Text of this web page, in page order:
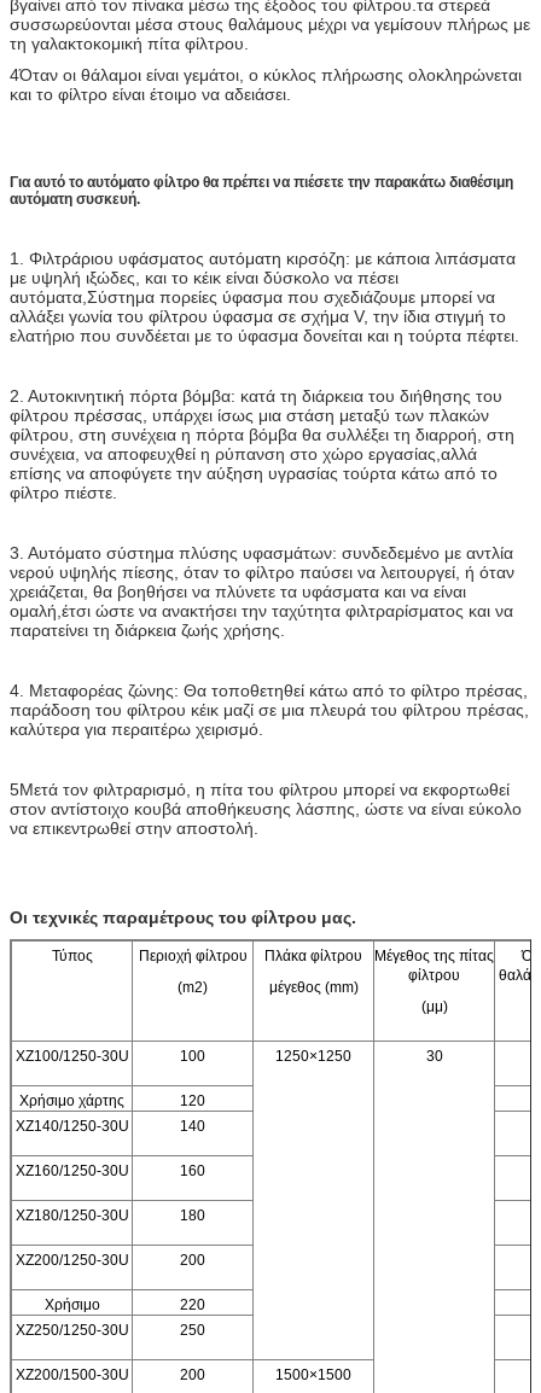
βγαίνει από τον πίνακα μέσω της έξοδος του φίλτρου.τα στερεά
συσσωρεύονται μέσα στους θαλάμους μέχρι να γεμίσουν πλήρως με
τη γαλακτοκομική πίτα φίλτρου.
4Όταν οι θάλαμοι είναι γεμάτοι, ο κύκλος πλήρωσης ολοκληρώνεται
και το φίλτρο είναι έτοιμο να αδειάσει.
Για αυτό το αυτόματο φίλτρο θα πρέπει να πιέσετε την παρακάτω διαθέσιμη
αυτόματη συσκευή.
1. Φιλτράριου υφάσματος αυτόματη κιρσόζη: με κάποια λιπάσματα
με υψηλή ιξώδες, και το κέικ είναι δύσκολο να πέσει
αυτόματα,Σύστημα πορείες ύφασμα που σχεδιάζουμε μπορεί να
αλλάξει γωνία του φίλτρου ύφασμα σε σχήμα V, την ίδια στιγμή το
ελατήριο που συνδέεται με το ύφασμα δονείται και η τούρτα πέφτει.
2. Αυτοκινητική πόρτα βόμβα: κατά τη διάρκεια του διήθησης του
φίλτρου πρέσσας, υπάρχει ίσως μια στάση μεταξύ των πλακών
φίλτρου, στη συνέχεια η πόρτα βόμβα θα συλλέξει τη διαρροή, στη
συνέχεια, να αποφευχθεί η ρύπανση στο χώρο εργασίας,αλλά
επίσης να αποφύγετε την αύξηση υγρασίας τούρτα κάτω από το
φίλτρο πιέστε.
3. Αυτόματο σύστημα πλύσης υφασμάτων: συνδεδεμένο με αντλία
νερού υψηλής πίεσης, όταν το φίλτρο παύσει να λειτουργεί, ή όταν
χρειάζεται, θα βοηθήσει να πλύνετε τα υφάσματα και να είναι
ομαλή,έτσι ώστε να ανακτήσει την ταχύτητα φιλτραρίσματος και να
παρατείνει τη διάρκεια ζωής χρήσης.
4. Μεταφορέας ζώνης: Θα τοποθετηθεί κάτω από το φίλτρο πρέσας,
παράδοση του φίλτρου κέικ μαζί σε μια πλευρά του φίλτρου πρέσας,
καλύτερα για περαιτέρω χειρισμό.
5Μετά τον φιλτραρισμό, η πίτα του φίλτρου μπορεί να εκφορτωθεί
στον αντίστοιχο κουβά αποθήκευσης λάσπης, ώστε να είναι εύκολο
να επικεντρωθεί στην αποστολή.
Οι τεχνικές παραμέτρους του φίλτρου μας.
Τύπος
Περιοχή φίλτρου
(m2)
Πλάκα φίλτρου
μέγεθος (mm)
Μέγεθος της πίτας
φίλτρου
(μμ)
XZ100/1250-30U 100 1250×1250 30
Χρήσιμο χάρτης 120
XZ140/1250-30U
140
XZ160/1250-30U 160
XZ180/1250-30U 180
XZ200/1250-30U 200
Χρήσιμο 220
XZ250/1250-30U
250
XZ200/1500-30U 200 1500×1500